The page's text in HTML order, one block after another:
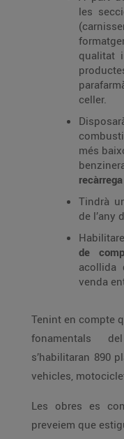
les
qualitat
celler.
més
Tindrà
de l’any
de
acollida
venda
Tenint en compte
fonamentals
s’habilitaran 890
vehicles,
Les obres es
preveiem que